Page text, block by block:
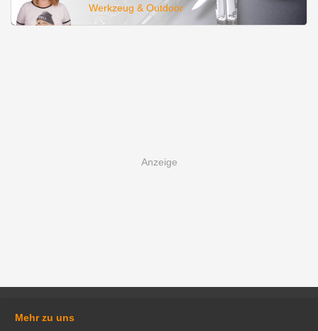
Werkzeug & Outdoor
Mehr zu uns